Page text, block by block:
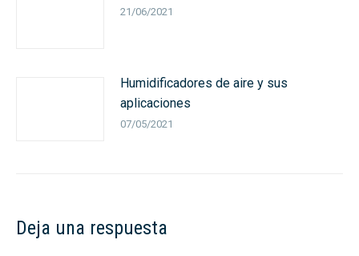
21/06/2021
Humidificadores de aire y sus
aplicaciones
07/05/2021
Deja una respuesta